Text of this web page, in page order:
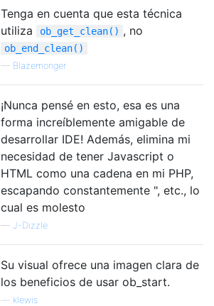
Tenga en cuenta que esta técnica
utiliza
ob_get_clean() , no
ob_end_clean()
— Blazemonger
¡Nunca pensé en esto, esa es una
forma increíblemente amigable de
desarrollar IDE! Además, elimina mi
necesidad de tener Javascript o
HTML como una cadena en mi PHP,
escapando constantemente ", etc., lo
cual es molesto
— J-Dizzle
Su visual ofrece una imagen clara de
los beneficios de usar ob_start.
klewis